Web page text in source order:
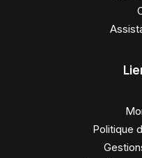
Politique